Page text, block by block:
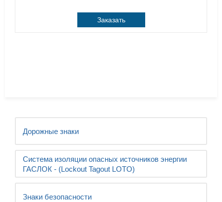
Дорожные знаки
Система изоляции опасных источников энергии
ГАСЛОК - (Lockout Tagout LOTO)
Знаки безопасности
Заказать